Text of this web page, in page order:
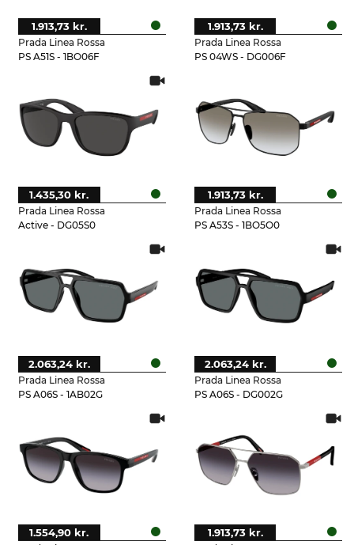
Prada Linea Rossa
PS A51S - 1BO06F
1.913,73 kr.
Prada Linea Rossa
PS 04WS - DG006F
1.913,73 kr.
Prada Linea Rossa
Active - DG05S0
1.435,30 kr.
Prada Linea Rossa
PS A53S - 1BO5O0
1.913,73 kr.
Prada Linea Rossa
PS A06S - 1AB02G
2.063,24 kr.
Prada Linea Rossa
PS A06S - DG002G
2.063,24 kr.
1.554,90 kr. 1.913,73 kr.